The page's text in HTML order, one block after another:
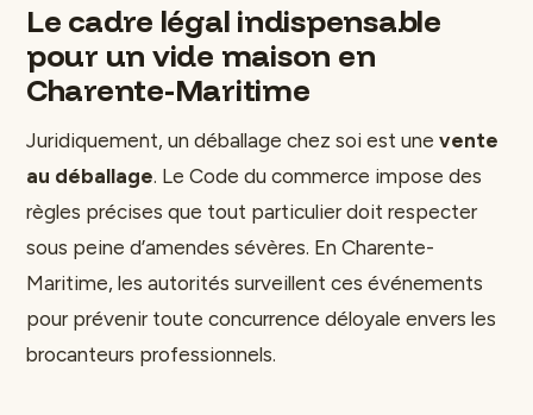
Le cadre légal indispensable
pour un vide maison en
Charente-Maritime
Juridiquement, un déballage chez soi est une vente
au déballage. Le Code du commerce impose des
règles précises que tout particulier doit respecter
sous peine d’amendes sévères. En Charente-
Maritime, les autorités surveillent ces événements
pour prévenir toute concurrence déloyale envers les
brocanteurs professionnels.